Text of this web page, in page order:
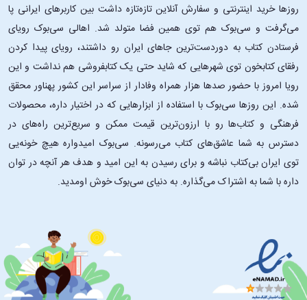
روزها خرید اینترنتی و سفارش آنلاین تازه‌تازه داشت بین کاربرهای ایرانی پا
می‌گرفت و سی‌بوک هم توی همین فضا متولد شد. اهالی سی‌بوک رویای
فرستادن کتاب به دوردست‌ترین جاهای ایران رو داشتند، رویای پیدا کردن
رفقای کتابخون توی شهرهایی که شاید حتی یک کتابفروشی هم نداشت و این
رویا امروز با حضور صدها هزار همراه وفادار از سراسر این کشور پهناور محقق
شده. این ‌روزها سی‌بوک با استفاده از ابزارهایی که در اختیار داره، محصولات
فرهنگی و کتاب‌ها رو با ارزون‌ترین قیمت ممکن و سریع‌ترین راه‌های در
دسترس به شما عاشق‌های کتاب می‌رسونه. سی‌بوک امیدواره هیچ خونه‌یی
توی ایران بی‌کتاب نباشه و برای رسیدن به این امید و هدف هر آنچه در توان
داره با شما به اشتراک می‌گذاره. به دنیای سی‌بوک خوش اومدید.